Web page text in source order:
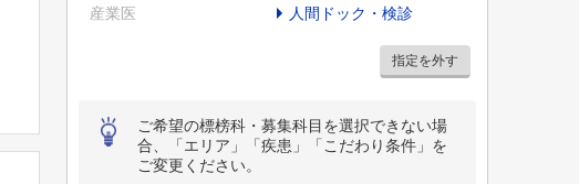
産業医
人間ドック・検診
指定を外す
ご希望の標榜科・募集科目を選択できない場
合、「エリア」「疾患」「こだわり条件」を
ご変更ください。